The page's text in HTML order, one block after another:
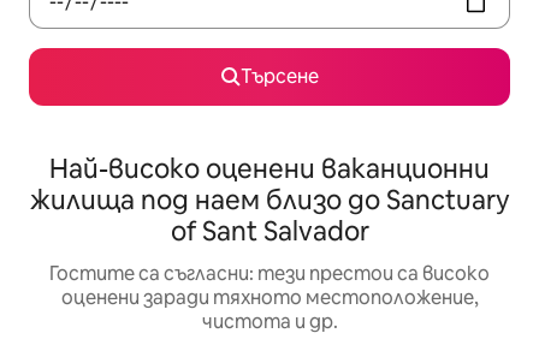
Търсене
Най-високо оценени ваканционни
жилища под наем близо до Sanctuary
of Sant Salvador
Гостите са съгласни: тези престои са високо
оценени заради тяхното местоположение,
чистота и др.